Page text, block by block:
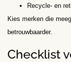
Recycle- en
Kies merken die
betrouwbaarder.
Checklist